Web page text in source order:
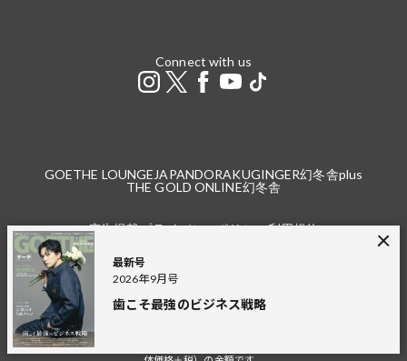
最新号
2026年9月号
歯こそ最強のビジネス戦略
Connect with us
GOETHE LOUNGE JAPANDORAKUGINGER幻冬舎plus
THE GOLD ONLINE幻冬舎
広告掲載プライバシーポリシー利用規約
特定商取引法に基づく表記
お問い合わせ（法人）
※本サイトで掲載している商品の価格は2021年4月24日以降の記事より税込（本